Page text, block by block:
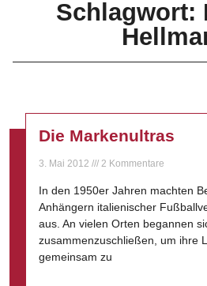
Schlagwort:
Die Markenultras
3. Mai 2012 2 Kommentare
In den 1950er Jahren machten
Anhängern italienischer
aus. An vielen Orten begannen
zusammenzuschließen, um ihre
gemeinsam zu